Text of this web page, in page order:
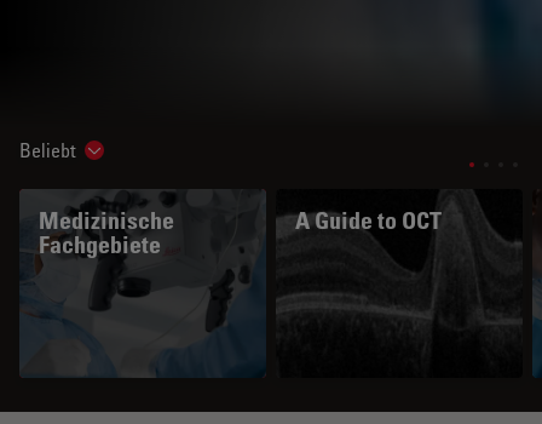
Beliebt Show subnavigation
Medizinische
Fachgebiete
A Guide to OCT